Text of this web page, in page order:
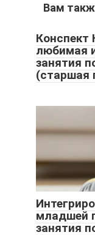
Вам
Конспект
любимая
занятия
(старшая
младшей
занятия